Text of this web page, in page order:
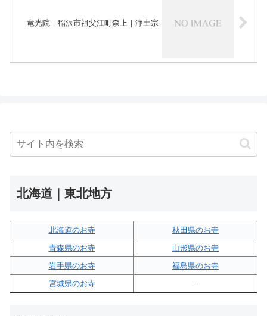
竜光院｜稲沢市祖父江町森上｜浄土宗
北海道｜東北地方
北海道のお寺
秋田県のお寺
青森県のお寺
山形県のお寺
岩手県のお寺
福島県のお寺
宮城県のお寺
–